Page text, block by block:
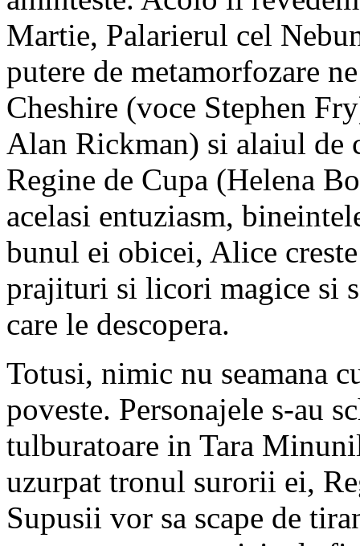
Martie, Palarierul cel
putere de metamorfozare
Cheshire (voce Stephen
Alan Rickman) si alaiul de
Regine de Cupa (Helena
acelasi entuziasm,
bunul ei obicei, Alice
prajituri si licori magice si
care le descopera.
Totusi, nimic nu seamana
poveste. Personajele s-au
tulburatoare in Tara
uzurpat tronul surorii ei,
Supusii vor sa scape de